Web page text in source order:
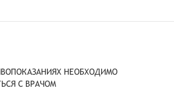
НЕОБХОДИМО
С ВРАЧОМ